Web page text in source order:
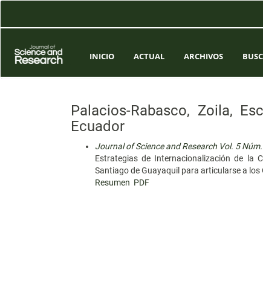
Contenido
Barra
lateral
INICIO ACTUAL ARCHIVOS
Palacios-Rabasco, Zoila,
Ecuador
Journal of Science and Research Vol. 5
Estrategias de Internacionalización de la
Santiago de Guayaquil para articularse a los
Resumen PDF